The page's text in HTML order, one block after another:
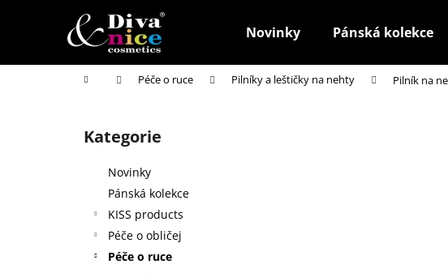
Novinky Pánská kolekce
Domů Péče o ruce Pilníky a leštičky na nehty Pilník na
Přeskočit
kategorie
Kategorie
Novinky
Pánská kolekce
KISS products
Péče o obličej
Péče o ruce
í
Zpět
do
Zpět
do
Co